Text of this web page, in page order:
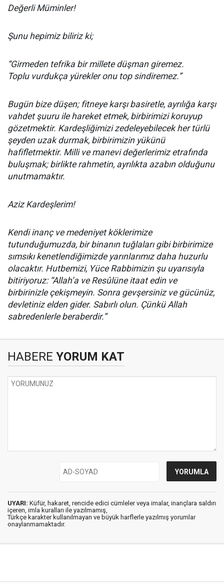
Değerli Müminler!
Şunu hepimiz biliriz ki;
“Girmeden tefrika bir millete düşman giremez.
Toplu vurdukça yürekler onu top sindiremez.”
Bugün bize düşen; fitneye karşı basiretle, ayrılığa karşı
vahdet şuuru ile hareket etmek, birbirimizi koruyup
gözetmektir. Kardeşliğimizi zedeleyebilecek her türlü
şeyden uzak durmak, birbirimizin yükünü
hafifletmektir. Milli ve manevi değerlerimiz etrafında
buluşmak; birlikte rahmetin, ayrılıkta azabın olduğunu
unutmamaktır.
Aziz Kardeşlerim!
Kendi inanç ve medeniyet köklerimize
tutunduğumuzda, bir binanın tuğlaları gibi birbirimize
sımsıkı kenetlendiğimizde yarınlarımız daha huzurlu
olacaktır. Hutbemizi, Yüce Rabbimizin şu uyarısıyla
bitiriyoruz: “Allah’a ve Resûlüne itaat edin ve
birbirinizle çekişmeyin. Sonra gevşersiniz ve gücünüz,
devletiniz elden gider. Sabırlı olun. Çünkü Allah
sabredenlerle beraberdir.”
HABERE YORUM KAT
UYARI: Küfür, hakaret, rencide edici cümleler veya imalar, inançlara saldırı
içeren, imla kuralları ile yazılmamış,
Türkçe karakter kullanılmayan ve büyük harflerle yazılmış yorumlar
onaylanmamaktadır.